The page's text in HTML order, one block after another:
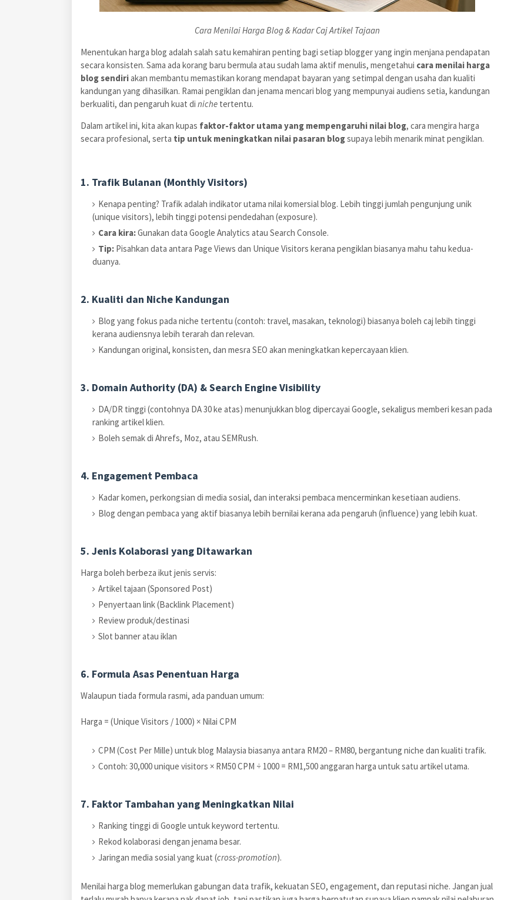
Cara Menilai Harga Blog & Kadar Caj Artikel Tajaan
Menentukan harga blog adalah salah satu kemahiran penting bagi setiap blogger yang ingin menjana pendapatan
secara konsisten. Sama ada korang baru bermula atau sudah lama aktif menulis, mengetahui cara menilai harga
blog sendiriakan membantu memastikan korang mendapat bayaran yang setimpal dengan usaha dan kualiti
kandungan yang dihasilkan. Ramai pengiklan dan jenama mencari blog yang mempunyai audiens setia, kandungan
berkualiti, dan pengaruh kuat di niche tertentu.
Dalam artikel ini, kita akan kupas faktor-faktor utama yang mempengaruhi nilai blog, cara mengira harga
secara profesional, serta tip untuk meningkatkan nilai pasaran blogsupaya lebih menarik minat pengiklan.
1. Trafik Bulanan (Monthly Visitors)
Kenapa penting? Trafik adalah indikator utama nilai komersial blog. Lebih tinggi jumlah pengunjung unik
(unique visitors), lebih tinggi potensi pendedahan (exposure).
Cara kira:Gunakan data Google Analytics atau Search Console.
Tip: Pisahkan data antara Page Views dan Unique Visitors kerana pengiklan biasanya mahu tahu kedua-
duanya.
2. Kualiti dan Niche Kandungan
Blog yang fokus pada niche tertentu (contoh: travel, masakan, teknologi) biasanya boleh caj lebih tinggi
kerana audiensnya lebih terarah dan relevan.
Kandungan original, konsisten, dan mesra SEO akan meningkatkan kepercayaan klien.
3. Domain Authority (DA) & Search Engine Visibility
DA/DR tinggi (contohnya DA 30 ke atas) menunjukkan blog dipercayai Google, sekaligus memberi kesan pada
ranking artikel klien.
Boleh semak di Ahrefs, Moz, atau SEMRush.
4. Engagement Pembaca
Kadar komen, perkongsian di media sosial, dan interaksi pembaca mencerminkan kesetiaan audiens.
Blog dengan pembaca yang aktif biasanya lebih bernilai kerana ada pengaruh (influence) yang lebih kuat.
5. Jenis Kolaborasi yang Ditawarkan
Harga boleh berbeza ikut jenis servis:
Artikel tajaan (Sponsored Post)
Penyertaan link (Backlink Placement)
Review produk/destinasi
Slot banner atau iklan
6. Formula Asas Penentuan Harga
Walaupun tiada formula rasmi, ada panduan umum:
Harga = (Unique Visitors / 1000) × Nilai CPM
CPM (Cost Per Mille) untuk blog Malaysia biasanya antara RM20 – RM80, bergantung niche dan kualiti trafik.
Contoh: 30,000 unique visitors × RM50 CPM ÷ 1000 = RM1,500 anggaran harga untuk satu artikel utama.
7. Faktor Tambahan yang Meningkatkan Nilai
Ranking tinggi di Google untuk keyword tertentu.
Rekod kolaborasi dengan jenama besar.
Jaringan media sosial yang kuat (cross-promotion).
Menilai harga blog memerlukan gabungan data trafik, kekuatan SEO, engagement, dan reputasi niche. Jangan jual